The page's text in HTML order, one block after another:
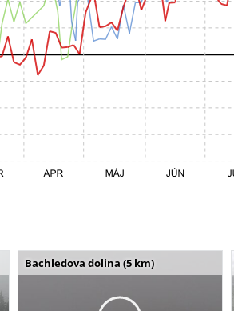
Bachledova dolina (5 km)